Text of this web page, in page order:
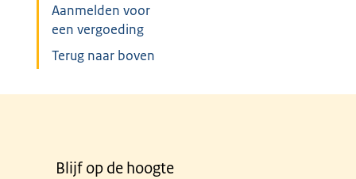
Aanmelden voor
een vergoeding
Terug naar boven
Blijf op de hoogte